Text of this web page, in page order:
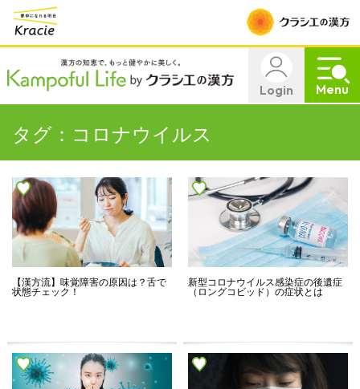
Login Menu
タグ：コロナウイルス
【漢方流】味覚障害の原因は？舌で
状態チェック！
新型コロナウイルス感染症の後遺症
（ロングコビッド）の症状とは